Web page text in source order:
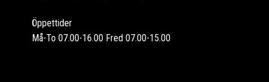
Öppettider
Må-To 07.00-16.00 Fred 07.00-15.00